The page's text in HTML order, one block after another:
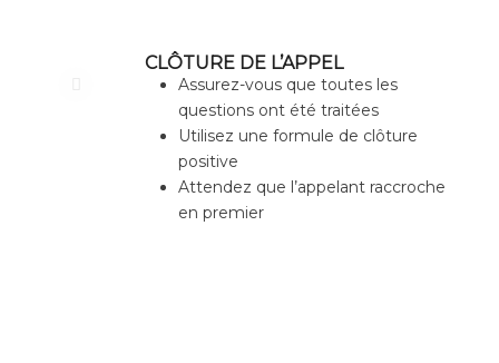
CLÔTURE DE L’APPEL
Assurez-vous que toutes les
questions ont été traitées
Utilisez une formule de clôture
positive
Attendez que l’appelant raccroche
en premier